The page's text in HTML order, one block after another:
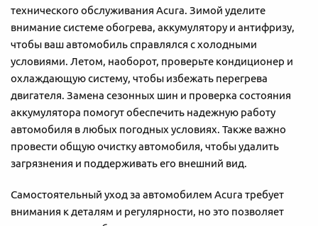
технического обслуживания Acura. Зимой уделите
внимание системе обогрева, аккумулятору и антифризу,
чтобы ваш автомобиль справлялся с холодными
условиями. Летом, наоборот, проверьте кондиционер и
охлаждающую систему, чтобы избежать перегрева
двигателя. Замена сезонных шин и проверка состояния
аккумулятора помогут обеспечить надежную работу
автомобиля в любых погодных условиях. Также важно
провести общую очистку автомобиля, чтобы удалить
загрязнения и поддерживать его внешний вид.
Самостоятельный уход за автомобилем Acura требует
внимания к деталям и регулярности, но это позволяет